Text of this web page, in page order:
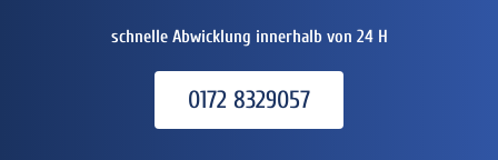
schnelle Abwicklung innerhalb von 24 H
0172 8329057